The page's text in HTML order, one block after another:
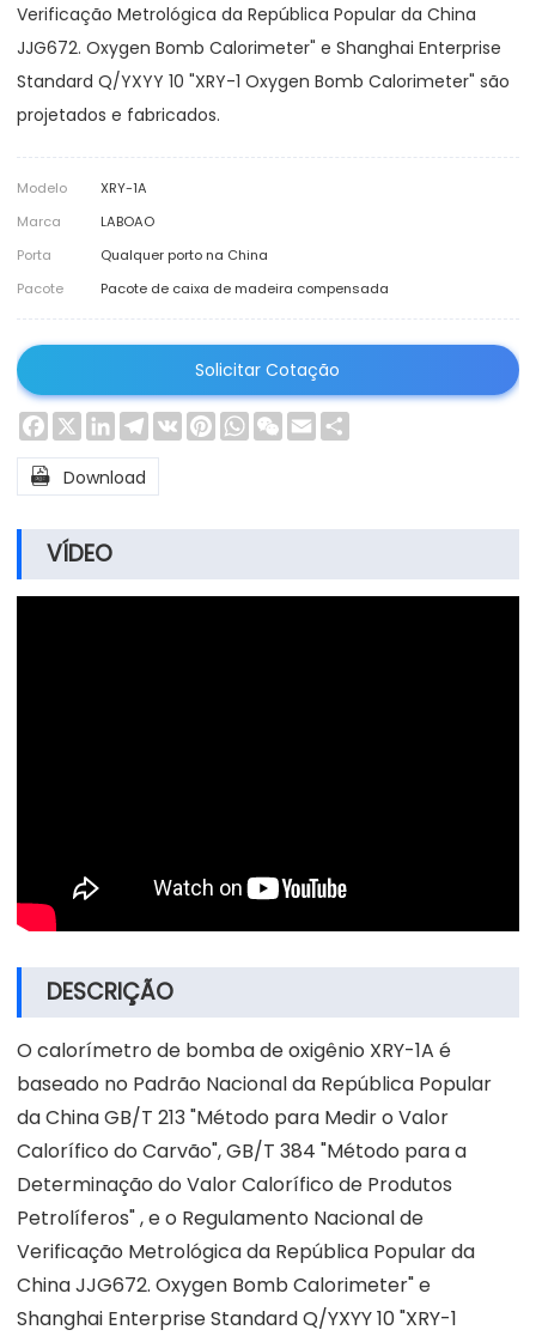
Verificação Metrológica da República Popular da China
JJG672. Oxygen Bomb Calorimeter" e Shanghai Enterprise
Standard Q/YXYY 10 "XRY-1 Oxygen Bomb Calorimeter" são
projetados e fabricados.
Modelo
XRY-1A
Marca
LABOAO
Porta
Qualquer porto na China
Pacote
Pacote de caixa de madeira compensada
Solicitar Cotação
Facebook
X LinkedInTelegram
VK PinterestWhatsApp
WeChat
Email
 Download
VÍDEO
DESCRIÇÃO
O calorímetro de bomba de oxigênio XRY-1A é
baseado no Padrão Nacional da República Popular
da China GB/T 213 "Método para Medir o Valor
Calorífico do Carvão", GB/T 384 "Método para a
Determinação do Valor Calorífico de Produtos
Petrolíferos" , e o Regulamento Nacional de
Verificação Metrológica da República Popular da
China JJG672. Oxygen Bomb Calorimeter" e
Shanghai Enterprise Standard Q/YXYY 10 "XRY-1